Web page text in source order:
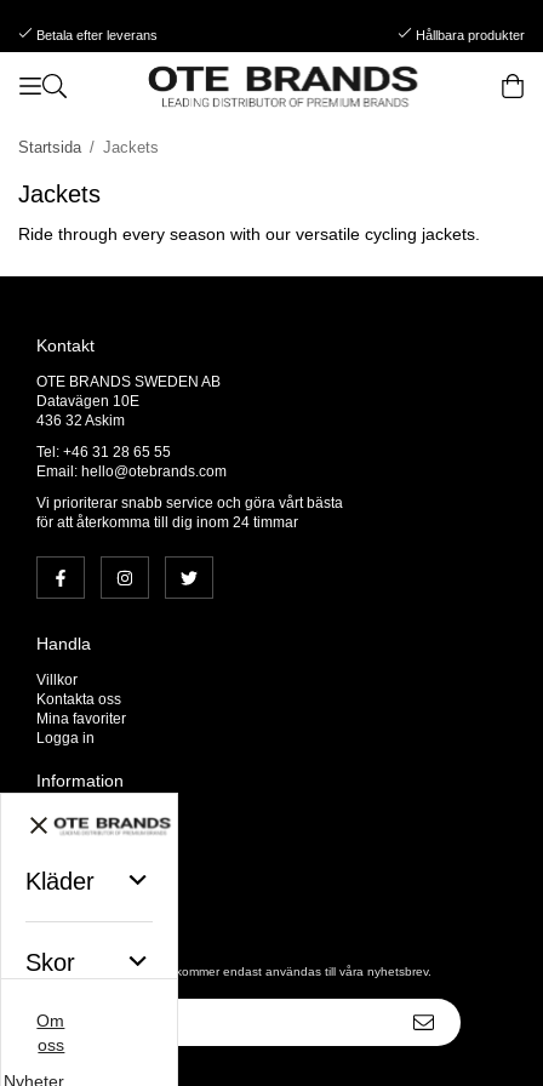
Betala efter leverans Hållbara produkter
Kläder
Skor
Väskor
Startsida / Jackets
Jackets
Ride through every season with our versatile cycling jackets.
Kontakt
OTE BRANDS SWEDEN AB
Datavägen 10E
436 32 Askim
Tel: +46 31 28 65 55
Email: hello@otebrands.com
Vi prioriterar snabb service och göra vårt bästa
för att återkomma till dig inom 24 timmar
Handla
Villkor
Kontakta oss
Mina favoriter
Logga in
Information
Om oss
Nyheter
Avtalskund
Om cookies
De uppgifter du matar in kommer endast användas till våra nyhetsbrev.
postadress
Om
oss
Nyheter